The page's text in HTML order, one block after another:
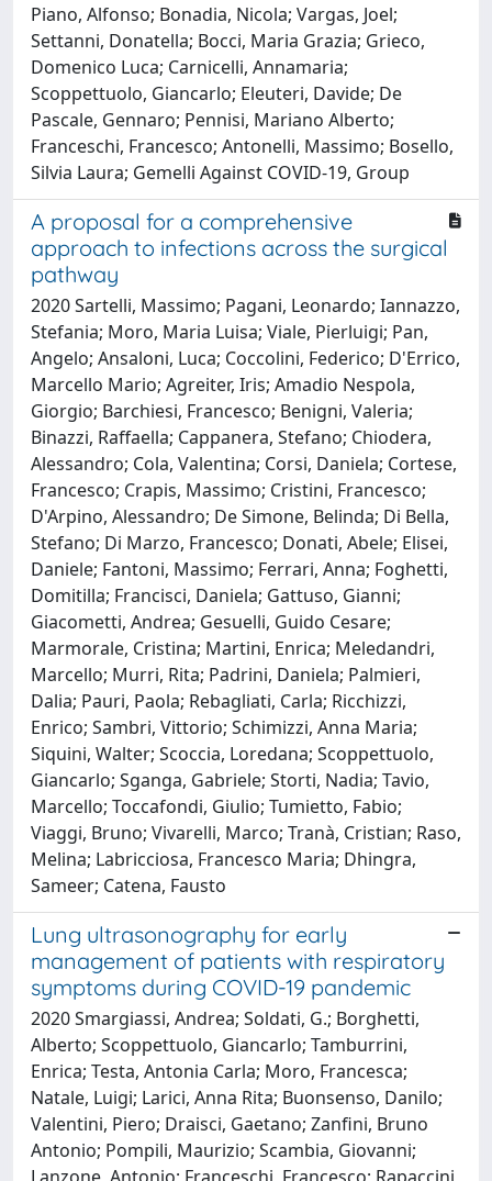
Piano, Alfonso; Bonadia, Nicola; Vargas, Joel;
Settanni, Donatella; Bocci, Maria Grazia; Grieco,
Domenico Luca; Carnicelli, Annamaria;
Scoppettuolo, Giancarlo; Eleuteri, Davide; De
Pascale, Gennaro; Pennisi, Mariano Alberto;
Franceschi, Francesco; Antonelli, Massimo; Bosello,
Silvia Laura; Gemelli Against COVID-19, Group
A proposal for a comprehensive
approach to infections across the surgical
pathway
2020 Sartelli, Massimo; Pagani, Leonardo; Iannazzo,
Stefania; Moro, Maria Luisa; Viale, Pierluigi; Pan,
Angelo; Ansaloni, Luca; Coccolini, Federico; D'Errico,
Marcello Mario; Agreiter, Iris; Amadio Nespola,
Giorgio; Barchiesi, Francesco; Benigni, Valeria;
Binazzi, Raffaella; Cappanera, Stefano; Chiodera,
Alessandro; Cola, Valentina; Corsi, Daniela; Cortese,
Francesco; Crapis, Massimo; Cristini, Francesco;
D'Arpino, Alessandro; De Simone, Belinda; Di Bella,
Stefano; Di Marzo, Francesco; Donati, Abele; Elisei,
Daniele; Fantoni, Massimo; Ferrari, Anna; Foghetti,
Domitilla; Francisci, Daniela; Gattuso, Gianni;
Giacometti, Andrea; Gesuelli, Guido Cesare;
Marmorale, Cristina; Martini, Enrica; Meledandri,
Marcello; Murri, Rita; Padrini, Daniela; Palmieri,
Dalia; Pauri, Paola; Rebagliati, Carla; Ricchizzi,
Enrico; Sambri, Vittorio; Schimizzi, Anna Maria;
Siquini, Walter; Scoccia, Loredana; Scoppettuolo,
Giancarlo; Sganga, Gabriele; Storti, Nadia; Tavio,
Marcello; Toccafondi, Giulio; Tumietto, Fabio;
Viaggi, Bruno; Vivarelli, Marco; Tranà, Cristian; Raso,
Melina; Labricciosa, Francesco Maria; Dhingra,
Sameer; Catena, Fausto
Lung ultrasonography for early
management of patients with respiratory
symptoms during COVID-19 pandemic
2020 Smargiassi, Andrea; Soldati, G.; Borghetti,
Alberto; Scoppettuolo, Giancarlo; Tamburrini,
Enrica; Testa, Antonia Carla; Moro, Francesca;
Natale, Luigi; Larici, Anna Rita; Buonsenso, Danilo;
Valentini, Piero; Draisci, Gaetano; Zanfini, Bruno
Antonio; Pompili, Maurizio; Scambia, Giovanni;